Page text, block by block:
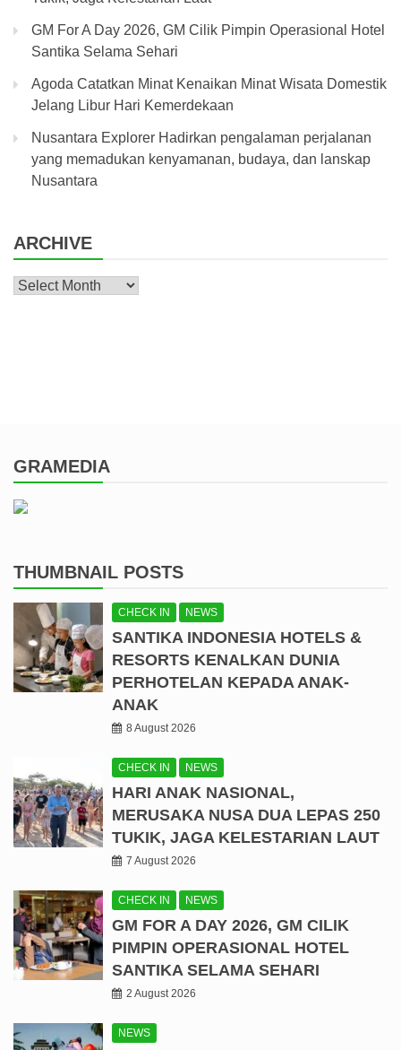
GM For A Day 2026, GM Cilik Pimpin Operasional Hotel
Santika Selama Sehari
Agoda Catatkan Minat Kenaikan Minat Wisata Domestik
Jelang Libur Hari Kemerdekaan
Nusantara Explorer Hadirkan pengalaman perjalanan
yang memadukan kenyamanan, budaya, dan lanskap
Nusantara
ARCHIVE
Archive
GRAMEDIA
THUMBNAIL POSTS
CHECK IN NEWS
SANTIKA INDONESIA HOTELS &
RESORTS KENALKAN DUNIA
PERHOTELAN KEPADA ANAK-
ANAK
8 August 2026
CHECK IN NEWS
HARI ANAK NASIONAL,
MERUSAKA NUSA DUA LEPAS 250
TUKIK, JAGA KELESTARIAN LAUT
7 August 2026
CHECK IN NEWS
GM FOR A DAY 2026, GM CILIK
PIMPIN OPERASIONAL HOTEL
SANTIKA SELAMA SEHARI
2 August 2026
NEWS